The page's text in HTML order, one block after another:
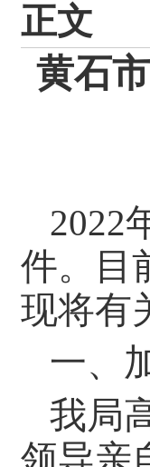
正文
黄石
2022
件。目
现将有
一、
我局